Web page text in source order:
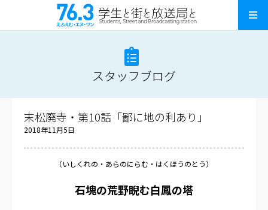
スタッフブログ
末松廃寺・第10話「鄙に地の利あり」
2018年11月5日
（いしくれの・あらのにらむ・はくほうのとう）
石塊の荒野睨む白鳳の塔